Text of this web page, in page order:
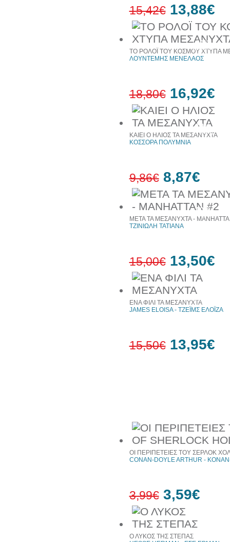
10%
έκπτωση
15,42€ 13,88€
10%
έκπτωση
ΤΟ ΡΟΛΟΪ ΤΟΥ ΚΟΣΜΟΥ ΧΤΥΠΑ
ΛΟΥΝΤΕΜΗΣ ΜΕΝΕΛΑΟΣ
18,80€ 16,92€
10%
έκπτωση
ΚΑΙΕΙ Ο ΗΛΙΟΣ ΤΑ ΜΕΣΑΝΥΧΤΑ
ΚΟΣΣΟΡΑ ΠΟΛΥΜΝΙΑ
9,86€ 8,87€
10%
έκπτωση
ΜΕΤΑ ΤΑ ΜΕΣΑΝΥΧΤΑ -
ΤΖΙΝΙΩΛΗ ΤΑΤΙΑΝΑ
15,00€ 13,50€
ΕΝΑ ΦΙΛΙ ΤΑ ΜΕΣΑΝΥΧΤΑ
JAMES ELOISA - ΤΖΕΪΜΣ ΕΛΟΪΖΑ
15,50€ 13,95€
10%
έκπτωση
ΟΙ ΠΕΡΙΠΕΤΕΙΕΣ ΤΟΥ ΣΕΡΛΟΚ
CONAN-DOYLE ARTHUR -
3,99€ 3,59€
Ο ΛΥΚΟΣ ΤΗΣ ΣΤΕΠΑΣ